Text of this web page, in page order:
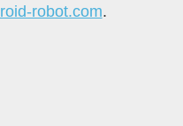
robot.com.